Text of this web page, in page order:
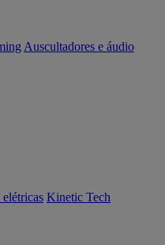
Auscultadores e áudio
elétricas Kinetic Tech